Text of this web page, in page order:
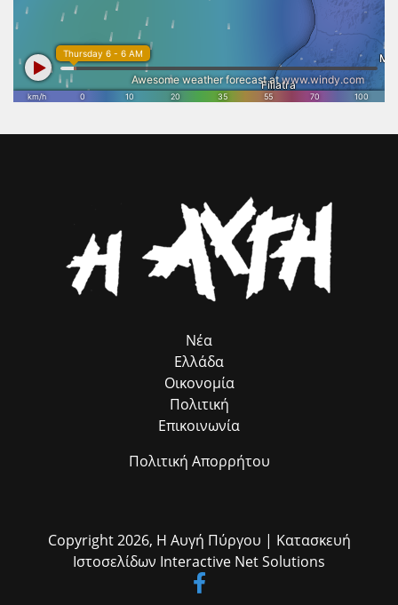
μεθοδολογία του ευρωπαϊκού προγράμματος ROMACT στο οποίο
και συμμετέχουμε. Θέλω να ευχαριστήσω θερμά τον επικεφαλής του
ROMACT στην Ελλάδα κ. Γιώργο Τσιάκαλο, για την καταλυτική
συμβολή του προγράμματος, που λειτουργεί ως πολύτιμος
σύμβουλος προσέλκυσης πόρων, χωρίς να επιβαρύνει ούτε με ένα
ευρώ τον Δήμο μας. Παράλληλα, εκφράζω τις θερμές μου ευχαριστίες
στον αρμόδιο Αντιδήμαρχο κ. Ηλία Ευσταθόπουλο για τον
Ανδριοπούλου, καθώς και τον άμισθο σύμβουλό μου για θέματα
Στάθης Καννής, μαζί με την Αντιδήμαρχο Πολιτισμού κ. Ρούλα
Αλικάκη – Τζανέτου. Ο κ. Καννής, στον χαιρετισμό του, αφού
συνεχάρη τους συντελεστές, εξέφρασε τη βούληση της δημοτικής
αρχής να καθιερώσει την έκθεση βιβλίου κάθε χρόνο και να τη
βελτιώσει, τονίζοντας ότι το βιβλίο ανοίγει τους ορίζοντες της
σκέψης, αποτελώντας την καλύτερη διέξοδο, ιδίως για τους νέους.
Νέα
Ελλάδα
Οικονομία
Πολιτική
Επικοινωνία
Πολιτική Απορρήτου
Copyright 2026, Η Αυγή Πύργου | Κατασκευή
Ιστοσελίδων Interactive Net Solutions